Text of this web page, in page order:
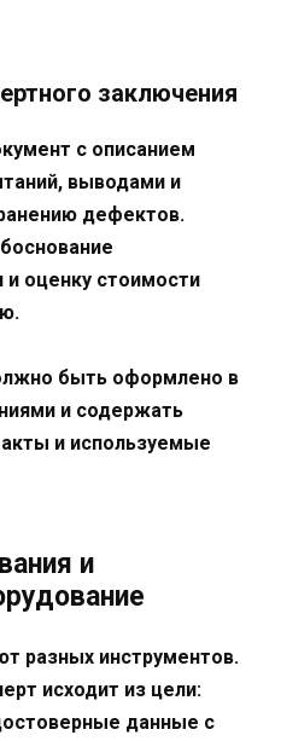
заключения
с описанием
выводами и
дефектов.
и оценку стоимости
быть оформлено в
и содержать
и используемые
и
разных инструментов.
исходит из цели:
данные с